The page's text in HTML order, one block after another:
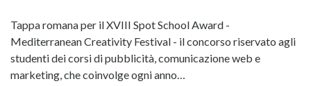
Tappa romana per il XVIII Spot School Award -
Mediterranean Creativity Festival - il concorso riservato agli
studenti dei corsi di pubblicità, comunicazione web e
marketing, che coinvolge ogni anno…